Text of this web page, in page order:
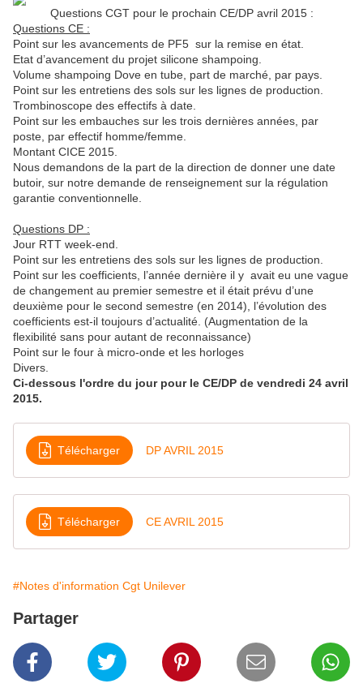
Questions CGT pour le prochain CE/DP avril 2015 :
Questions CE :
Point sur les avancements de PF5 sur la remise en état.
Etat d’avancement du projet silicone shampoing.
Volume shampoing Dove en tube, part de marché, par pays.
Point sur les entretiens des sols sur les lignes de production.
Trombinoscope des effectifs à date.
Point sur les embauches sur les trois dernières années, par
poste, par effectif homme/femme.
Montant CICE 2015.
Nous demandons de la part de la direction de donner une date
butoir, sur notre demande de renseignement sur la régulation
garantie conventionnelle.
Questions DP :
Jour RTT week-end.
Point sur les entretiens des sols sur les lignes de production.
Point sur les coefficients, l’année dernière il y avait eu une vague
de changement au premier semestre et il était prévu d’une
deuxième pour le second semestre (en 2014), l’évolution des
coefficients est-il toujours d’actualité. (Augmentation de la
flexibilité sans pour autant de reconnaissance)
Point sur le four à micro-onde et les horloges
Divers.
Ci-dessous l'ordre du jour pour le CE/DP de vendredi 24 avril
2015.
Télécharger DP AVRIL 2015
Télécharger CE AVRIL 2015
#Notes d'information Cgt Unilever
Partager